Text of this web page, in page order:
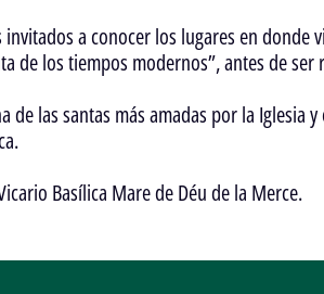
a conocer los lugares en donde
de los tiempos modernos”, antes de
de las santas más amadas por la Iglesia
Basílica Mare de Déu de la Merce.